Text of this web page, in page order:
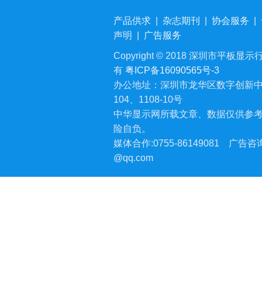
产品供求 杂志期刊 协会服务
声明
广告服务
Copyright © 2018 深圳市平板显示
有 粤ICP备16090565号-3
办公地址：深圳市龙华区数字创新
104、1108-10号
中华显示网所载文章、数据仅供参
险自负。
媒体合作:0755-86149081
广告咨
@qq.com